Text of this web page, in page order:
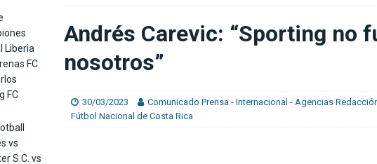
Medford: “En el Mundial vi equipos ganando en el último minuto y nadie decía nada”
Saprissa consigue un triunfo agónico ante Alianza
Andrés Carevic: “Sporting no
nosotros”
30/03/2023 Comunicado Prensa - Internacional - Agencias
Fútbol Nacional de Costa Rica